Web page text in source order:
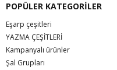
POPÜLER KATEGORİLER
Eşarp çeşitleri
YAZMA ÇEŞİTLERİ
Kampanyalı ürünler
Şal Grupları